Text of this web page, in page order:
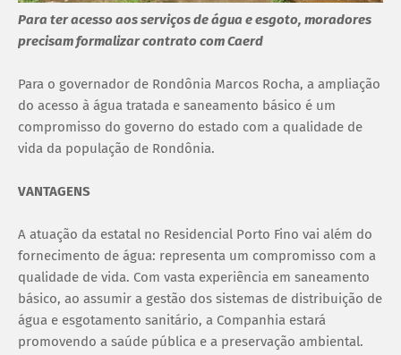
Para ter acesso aos serviços de água e esgoto, moradores
precisam formalizar contrato com Caerd
Para o governador de Rondônia Marcos Rocha, a ampliação
do acesso à água tratada e saneamento básico é um
compromisso do governo do estado com a qualidade de
vida da população de Rondônia.
VANTAGENS
A atuação da estatal no Residencial Porto Fino vai além do
fornecimento de água: representa um compromisso com a
qualidade de vida. Com vasta experiência em saneamento
básico, ao assumir a gestão dos sistemas de distribuição de
água e esgotamento sanitário, a Companhia estará
promovendo a saúde pública e a preservação ambiental.